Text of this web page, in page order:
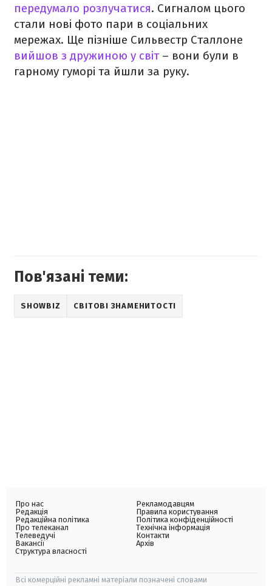
передумало розлучатися. Сигналом цього
стали нові фото пари в соціальних
мережах. Ще пізніше Сильвестр Сталлоне
вийшов з дружиною у світ– вони були в
гарному гуморі та йшли за руку.
Пов'язані теми:
SHOWBIZ СВІТОВІ ЗНАМЕНИТОСТІ
Про нас
Редакція
Редакційна політика
Про телеканал
Телеведучі
Вакансії
Структура власності
Рекламодавцям
Правила користування
Політика конфіденційності
Технічна інформація
Контакти
Архів
Всі комерційні рекламні матеріали позначені словами